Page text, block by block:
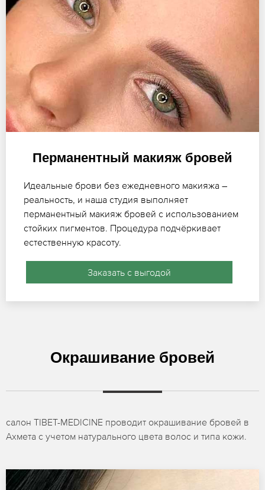
Перманентный макияж бровей
Идеальные брови без ежедневного макияжа –
реальность, и наша студия выполняет
перманентный макияж бровей с использованием
стойких пигментов. Процедура подчёркивает
естественную красоту.
Заказать с выгодой
Окрашивание бровей
салон TIBET-MEDICINE проводит окрашивание бровей в
Ахмета с учетом натурального цвета волос и типа кожи.